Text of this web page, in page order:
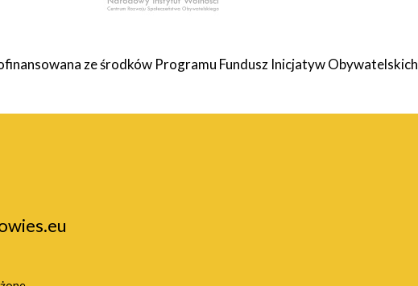
ze środków Programu Fundusz Inicjatyw Obywatelskich